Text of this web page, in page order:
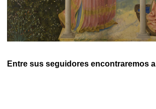
Entre sus seguidores encontraremos a